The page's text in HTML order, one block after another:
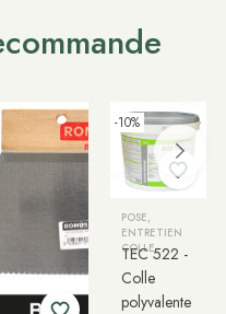
-10%
POSE,
ENTRETIEN
COLLE
TEC 522 -
Colle
polyvalente